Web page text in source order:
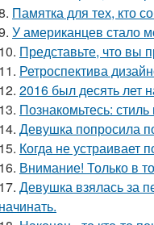
Памятка для тех, кто
У американцев стало
10. Представьте, что вы
11. Ретроспектива
12. 2016 был десять лет
13. Познакомьтесь:
14. Девушка попросила
15. Когда не устраивает
16. Внимание! Только в
17. Девушка взялась за
начинать.